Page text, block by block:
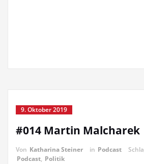
9. Oktober 2019
#014 Martin Malcharek
Von Katharina Steiner in Podcast
Podcast, Politik